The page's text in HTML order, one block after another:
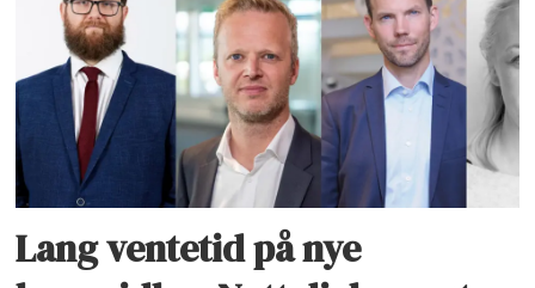
Lang ventetid på nye